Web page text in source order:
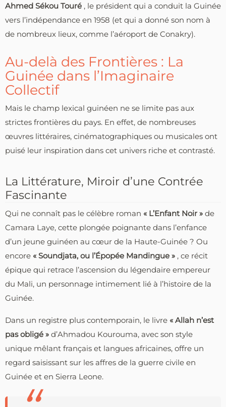
Ahmed Sékou Touré , le président qui a conduit la Guinée
vers l’indépendance en 1958 (et qui a donné son nom à
de nombreux lieux, comme l’aéroport de Conakry).
Au-delà des Frontières : La
Guinée dans l’Imaginaire
Collectif
Mais le champ lexical guinéen ne se limite pas aux
strictes frontières du pays. En effet, de nombreuses
œuvres littéraires, cinématographiques ou musicales ont
puisé leur inspiration dans cet univers riche et contrasté.
La Littérature, Miroir d’une Contrée
Fascinante
Qui ne connaît pas le célèbre roman « L’Enfant Noir » de
Camara Laye, cette plongée poignante dans l’enfance
d’un jeune guinéen au cœur de la Haute-Guinée ? Ou
encore « Soundjata, ou l’Épopée Mandingue » , ce récit
épique qui retrace l’ascension du légendaire empereur
du Mali, un personnage intimement lié à l’histoire de la
Guinée.
Dans un registre plus contemporain, le livre « Allah n’est
pas obligé » d’Ahmadou Kourouma, avec son style
unique mêlant français et langues africaines, offre un
regard saisissant sur les affres de la guerre civile en
Guinée et en Sierra Leone.